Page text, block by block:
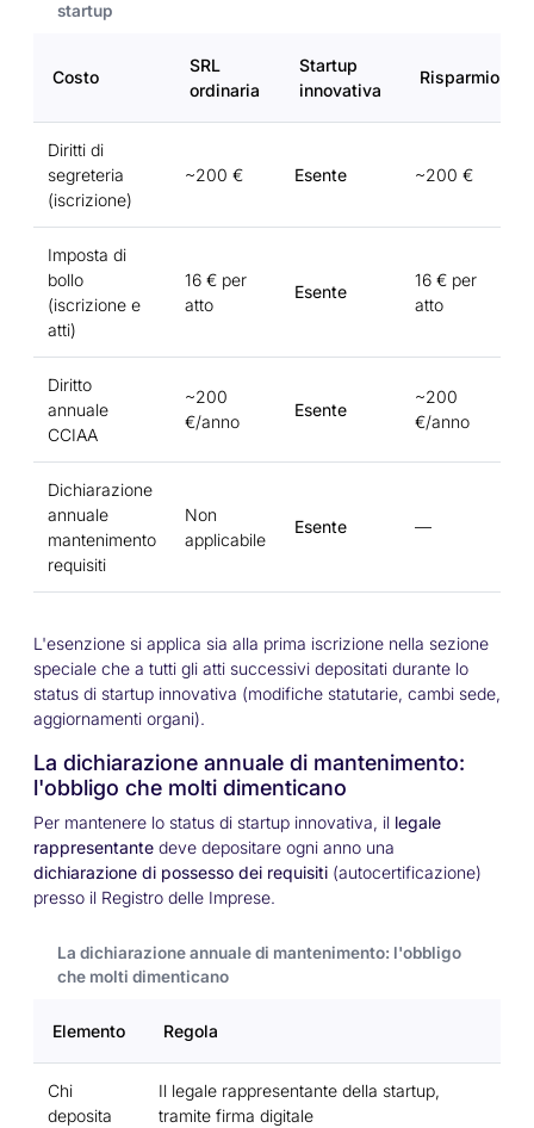
startup
Costo
SRL
ordinaria
Startup
innovativa
Risparmio
Diritti di
segreteria
(iscrizione)
~200 € Esente ~200 €
Imposta di
bollo
(iscrizione e
atti)
16 € per
atto
Esente
16 € per
atto
Diritto
annuale
CCIAA
~200
€/anno
Esente
~200
€/anno
Dichiarazione
annuale
mantenimento
requisiti
Non
applicabile
Esente —
L'esenzione si applica sia alla prima iscrizione nella sezione
speciale che a tutti gli atti successivi depositati durante lo
status di startup innovativa (modifiche statutarie, cambi sede,
aggiornamenti organi).
La dichiarazione annuale di mantenimento:
l'obbligo che molti dimenticano
Per mantenere lo status di startup innovativa, il legale
rappresentante deve depositare ogni anno una
dichiarazione di possesso dei requisiti (autocertificazione)
presso il Registro delle Imprese.
La dichiarazione annuale di mantenimento: l'obbligo
che molti dimenticano
Elemento Regola
Chi
deposita
Il legale rappresentante della startup,
tramite firma digitale